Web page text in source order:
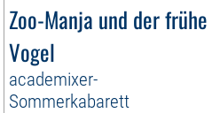
Zoo-Manja und der frühe
Vogel
academixer-
Sommerkabarett